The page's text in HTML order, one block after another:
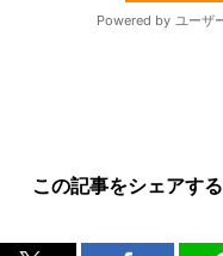
この記事をシェアする